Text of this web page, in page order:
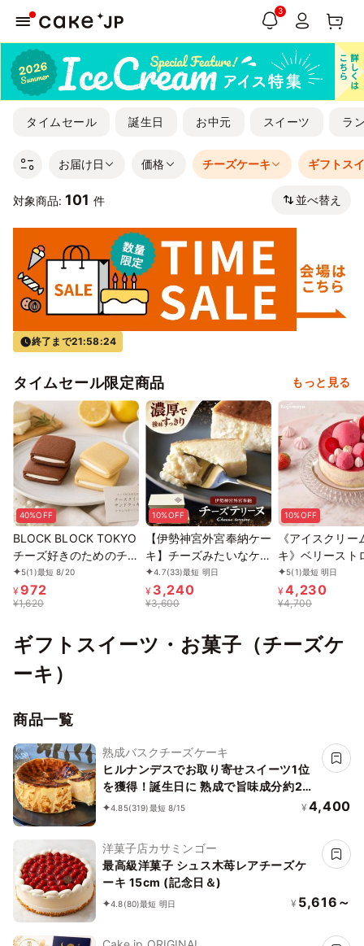
3
タイムセール 誕生日 お中元 スイーツ ラ
お届け日 価格 チーズケーキ ギフトス
対象商品: 101 件 並べ替え
終了まで21:58:23
タイムセール限定商品 もっと見る
40%OFF
BLOCK BLOCK TOKYO
チーズ好きのためのチー
ズクリームサンドクッキ
ー
5(1)最短 8/20
¥972
¥1,620
10%OFF
【伊勢神宮外宮奉納ケー
キ】チーズみたいなケー
キ 280ｇ、［グルテン
フリー］魔法の チーズ
テリーヌ チーズケーキ
4.7(33)最短 明日
¥ 3,240
¥3,600
10%OFF
《アイスクリー
キ》ベリースト
チーズパイ 5号
お中元 2026 ア
2026
5(1)最短 明日
¥4,230
¥4,700
ギフトスイーツ・お菓子（チーズケ
ーキ）
商品一覧
熟成バスクチーズケーキ
ヒルナンデスでお取り寄せスイーツ1位
を獲得！誕生日に 熟成で旨味成分約2
倍！グルテンフリーの「熟成バスクチー
4.85(319)最短 8/15 ¥ 4,400
洋菓子店カサミンゴー
最高級洋菓子 シュス木苺レアチーズケ
ーキ 15cm (記念日＆)
4.8(80)最短 明日 ¥ 5,616～